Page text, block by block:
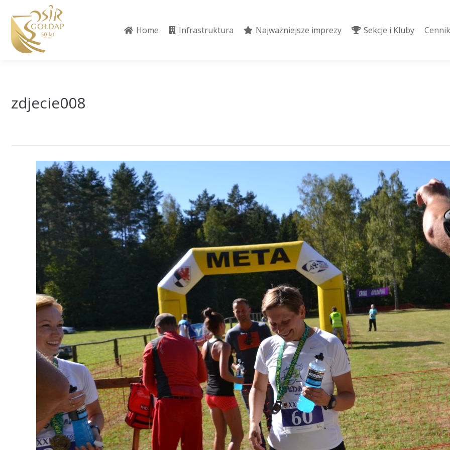
Home Infrastruktura Najważniejsze imprezy Sekcje i Kluby
zdjecie008
Home Infrastruktura Najważniejsze imprezy Sekcje i Kluby